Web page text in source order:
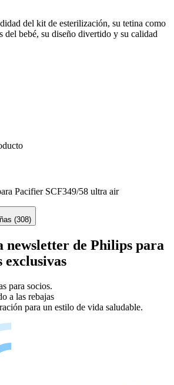
del kit de esterilización, su tetina como
del bebé, su diseño divertido y su calidad
Pacifier SCF349/58 ultra air
(308)
newsletter de Philips para
para socios.
a las rebajas
para un estilo de vida saludable.